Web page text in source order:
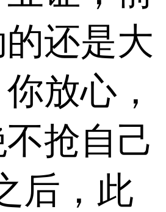
还是大
放心，
抢自己
后，此